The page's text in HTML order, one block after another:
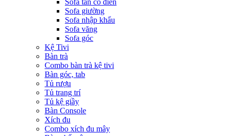
Sofa tân cổ điển
Sofa giường
Sofa nhập khẩu
Sofa văng
Sofa góc
Kệ Tivi
Bàn trà
Combo bàn trà kệ tivi
Bàn góc, tab
Tủ rượu
Tủ trang trí
Tủ kệ giầy
Bàn Console
Xích đu
Combo xích đu mây